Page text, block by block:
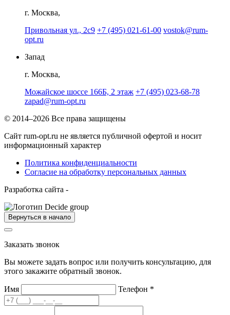
г. Москва,
Привольная ул., 2с9 +7 (495) 021-61-00 vostok@rum-
opt.ru
Запад
г. Москва,
Можайское шоссе 166Б, 2 этаж +7 (495) 023-68-78
zapad@rum-opt.ru
© 2014–2026 Все права защищены
Сайт rum-opt.ru не является публичной офертой и носит
информационный характер
Политика конфиденциальности
Согласие на обработку персональных данных
Разработка сайта -
Вернуться в начало
Заказать звонок
Вы можете задать вопрос или получить консультацию, для
этого закажите обратный звонок.
Имя Телефон *